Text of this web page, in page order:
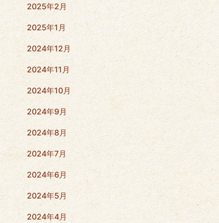
2025年2月
2025年1月
2024年12月
2024年11月
2024年10月
2024年9月
2024年8月
2024年7月
2024年6月
2024年5月
2024年4月